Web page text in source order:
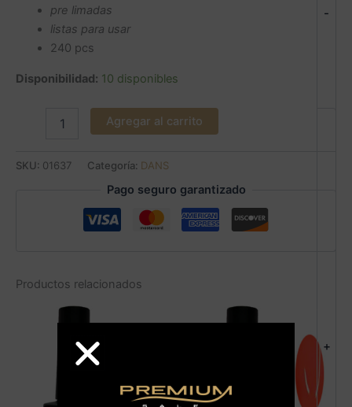
pre limadas
listas para usar
240 pcs
Disponibilidad: 10 disponibles
-
+
Agregar al carrito
SKU: 01637 Categoría: DANS
Pago seguro garantizado
Productos relacionados